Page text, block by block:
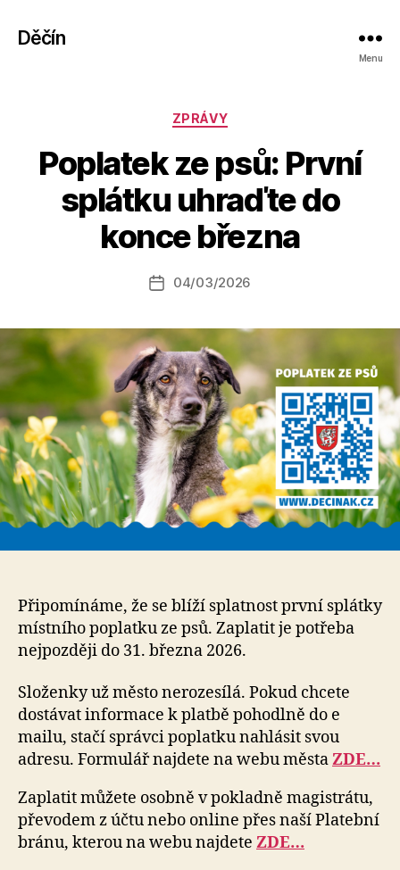
Děčín
Menu
Rubriky
ZPRÁVY
Poplatek ze psů: První
splátku uhraďte do
konce března
Autor
příspěvku
u
o
a
o
Datum
04/03/2026
Připomínáme, že se blíží splatnost první splátky
místního poplatku ze psů. Zaplatit je potřeba
nejpozději do 31. března 2026.
Složenky už město nerozesílá. Pokud chcete
dostávat informace k platbě pohodlně do e
mailu, stačí správci poplatku nahlásit svou
adresu. Formulář najdete na webu městaZDE…
Zaplatit můžete osobně v pokladně magistrátu,
převodem z účtu nebo online přes naší Platební
bránu, kterou na webu najdete ZDE…